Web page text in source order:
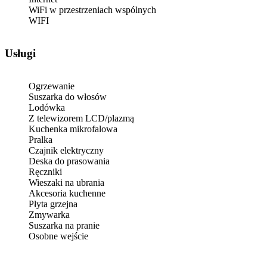
WiFi w przestrzeniach wspólnych
WIFI
Usługi
Ogrzewanie
Suszarka do włosów
Lodówka
Z telewizorem LCD/plazmą
Kuchenka mikrofalowa
Pralka
Czajnik elektryczny
Deska do prasowania
Ręczniki
Wieszaki na ubrania
Akcesoria kuchenne
Płyta grzejna
Zmywarka
Suszarka na pranie
Osobne wejście